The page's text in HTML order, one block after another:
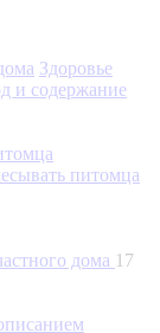
Здоровье
и содержание
питомца
дома 17